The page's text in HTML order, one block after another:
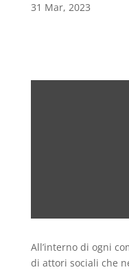
31 Mar, 2023
All’interno di ogni
di attori sociali che